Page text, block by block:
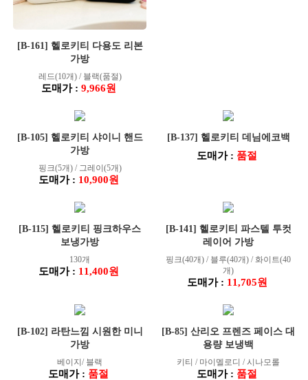
[B-161] 헬로키티 다용도 리본
가방
레드(10개) / 블랙(품절)
도매가 : 9,966원
[B-105] 헬로키티 샤이니 핸드
가방
핑크(5개) / 그레이(5개)
도매가 : 10,900원
[B-137] 헬로키티 데님에코백
도매가 : 품절
[B-115] 헬로키티 핑크하우스
보냉가방
130개
도매가 : 11,400원
[B-141] 헬로키티 파스텔 투컷
레이어 가방
핑크(40개) / 블루(40개) / 화이트(40
개)
도매가 : 11,705원
[B-102] 라탄느낌 시원한 미니
가방
베이지/ 블랙
도매가 : 품절
[B-85] 산리오 프렌즈 페이스 대
용량 보냉백
키티 / 마이멜로디 / 시나모롤
도매가 : 품절